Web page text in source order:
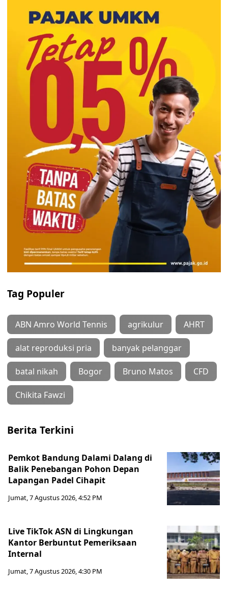
Tag Populer
ABN Amro World Tennis agrikulur AHRT
alat reproduksi pria banyak pelanggar
batal nikah Bogor Bruno Matos CFD
Chikita Fawzi
Berita Terkini
Pemkot Bandung Dalami Dalang di
Balik Penebangan Pohon Depan
Lapangan Padel Cihapit
Jumat, 7 Agustus 2026, 4:52 PM
Live TikTok ASN di Lingkungan
Kantor Berbuntut Pemeriksaan
Internal
Jumat, 7 Agustus 2026, 4:30 PM